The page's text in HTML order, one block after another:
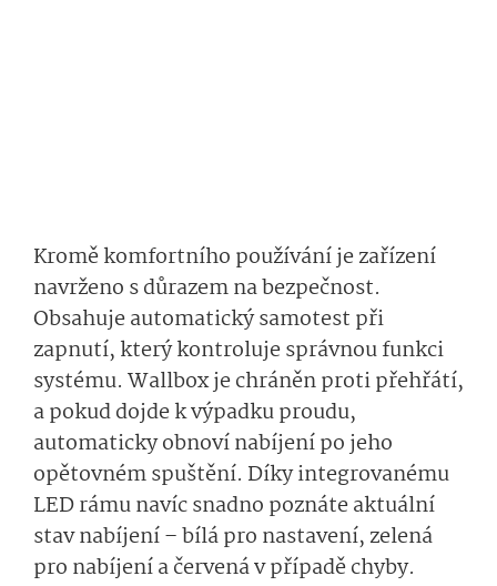
Kromě komfortního používání je zařízení
navrženo s důrazem na bezpečnost.
Obsahuje automatický samotest při
zapnutí, který kontroluje správnou funkci
systému. Wallbox je chráněn proti přehřátí,
a pokud dojde k výpadku proudu,
automaticky obnoví nabíjení po jeho
opětovném spuštění. Díky integrovanému
LED rámu navíc snadno poznáte aktuální
stav nabíjení – bílá pro nastavení, zelená
pro nabíjení a červená v případě chyby.